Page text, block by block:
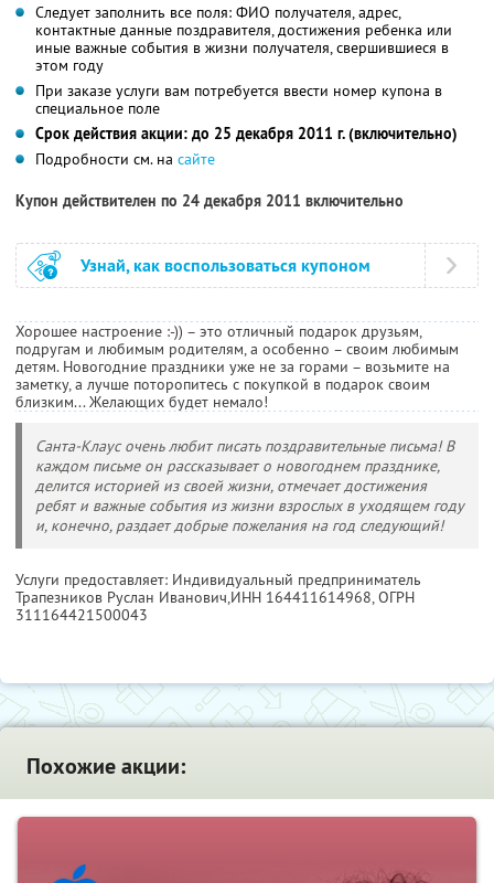
Следует заполнить все поля: ФИО получателя, адрес,
контактные данные поздравителя, достижения ребенка или
иные важные события в жизни получателя, свершившиеся в
этом году
При заказе услуги вам потребуется ввести номер купона в
специальное поле
Срок действия акции: до 25 декабря 2011 г. (включительно)
Подробности см. на сайте
Купон действителен по 24 декабря 2011 включительно
Узнай, как воспользоваться купоном
Хорошее настроение :-)) – это отличный подарок друзьям,
подругам и любимым родителям, а особенно – своим любимым
детям. Новогодние праздники уже не за горами – возьмите на
заметку, а лучше поторопитесь с покупкой в подарок своим
близким... Желающих будет немало!
Санта-Клаус очень любит писать поздравительные письма! В
каждом письме он рассказывает о новогоднем празднике,
делится историей из своей жизни, отмечает достижения
ребят и важные события из жизни взрослых в уходящем году
и, конечно, раздает добрые пожелания на год следующий!
Услуги предоставляет: Индивидуальный предприниматель
Трапезников Руслан Иванович,ИНН 164411614968, ОГРН
311164421500043
Похожие акции: